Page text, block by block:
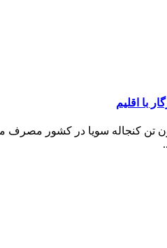
با اقلیم
حدود ۱.۶ میلیون تن روغن خوراکی و ۴.۲